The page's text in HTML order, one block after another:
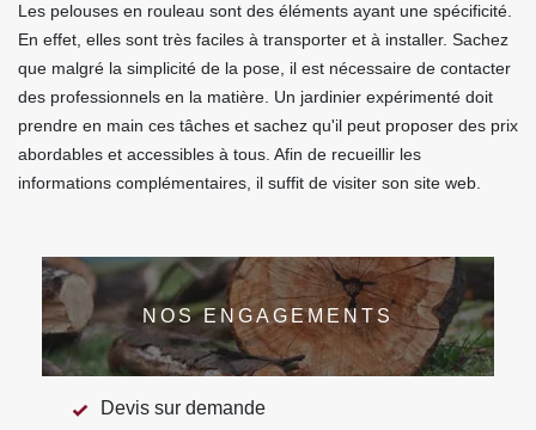
Les pelouses en rouleau sont des éléments ayant une spécificité.
En effet, elles sont très faciles à transporter et à installer. Sachez
que malgré la simplicité de la pose, il est nécessaire de contacter
des professionnels en la matière. Un jardinier expérimenté doit
prendre en main ces tâches et sachez qu'il peut proposer des prix
abordables et accessibles à tous. Afin de recueillir les
informations complémentaires, il suffit de visiter son site web.
NOS ENGAGEMENTS
Devis sur demande